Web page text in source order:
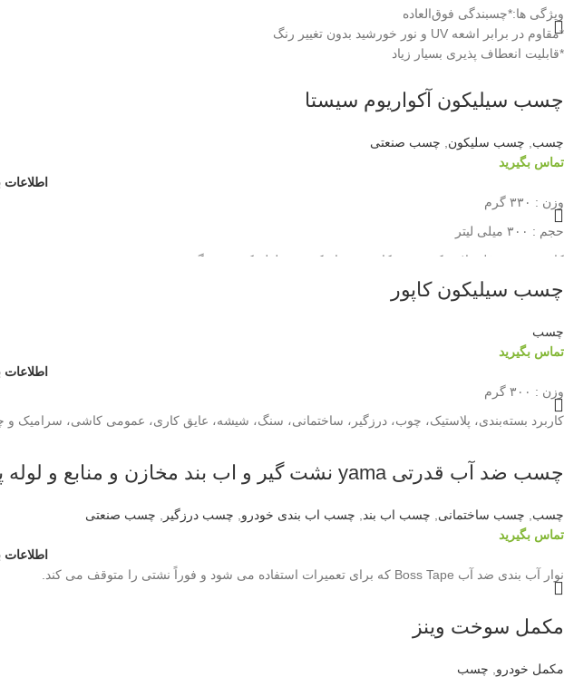
ویژگی ها:*چسبندگی فوق‌العاده
*مقاوم در برابر اشعه UV و نور خورشید بدون تغییر رنگ
*قابلیت انعطاف پذیری بسیار زیاد
*مقاوم در برابر آب دریا
چسب سیلیکون آکواریوم سیستا
چسب, چسب سلیکون, چسب صنعتی
تماس بگیرید
اطلاعات
وزن : ۳۳۰ گرم
حجم : ۳۰۰ میلی لیتر
کاربرد: چوب فلز پلاستیک شیشه کاشی سرامیک چینی لوله کشی درزگیر
چسب سیلیکون کاپور
چسب
تماس بگیرید
اطلاعات
وزن : ۳۰۰ گرم
کاربرد بسته‌بندی، پلاستیک، چوب، درزگیر، ساختمانی، سنگ، شیشه، عایق کاری، عمومی کاشی، سرامیک و
چسب ضد آب قدرتی yama نشت گیر و اب بند مخازن و منابع و لوله پولیکا
چسب چسب ساختمانی چسب اب بند چسب اب بندی خودرو چسب درزگیر
چسب صنعتی
تماس بگیرید
اطلاعات
نوار آب بندی ضد آب Boss Tape که برای تعمیرات استفاده می شود و فوراً نشتی را متوقف می کند.
مکمل سوخت وینز
مکمل خودرو
چسب